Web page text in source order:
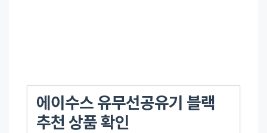
에이수스 유무선공유기 블랙
추천 상품 확인